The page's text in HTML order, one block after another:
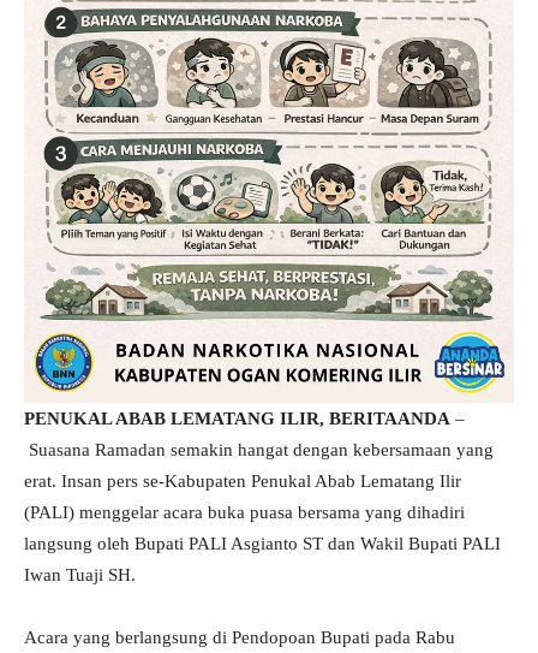
PENUKAL ABAB LEMATANG ILIR, BERITAANDA –
Suasana Ramadan semakin hangat dengan kebersamaan yang
erat. Insan pers se-Kabupaten Penukal Abab Lematang Ilir
(PALI) menggelar acara buka puasa bersama yang dihadiri
langsung oleh Bupati PALI Asgianto ST dan Wakil Bupati PALI
Iwan Tuaji SH.
Acara yang berlangsung di Pendopoan Bupati pada Rabu